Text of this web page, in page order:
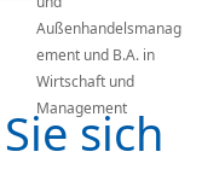
Außenhandelsmanag
ement und B.A. in
Wirtschaft und
Management
Sie sich